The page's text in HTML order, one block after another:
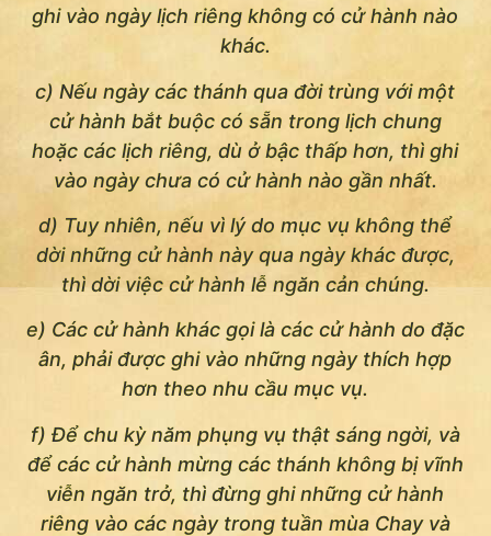
ghi vào ngày lịch riêng không có cử hành nào
khác.
c) Nếu ngày các thánh qua đời trùng với một
cử hành bắt buộc có sẵn trong lịch chung
hoặc các lịch riêng, dù ở bậc thấp hơn, thì ghi
vào ngày chưa có cử hành nào gần nhất.
d) Tuy nhiên, nếu vì lý do mục vụ không thể
dời những cử hành này qua ngày khác được,
thì dời việc cử hành lễ ngăn cản chúng.
e) Các cử hành khác gọi là các cử hành do đặc
ân, phải được ghi vào những ngày thích hợp
hơn theo nhu cầu mục vụ.
f) Ðể chu kỳ năm phụng vụ thật sáng ngời, và
để các cử hành mừng các thánh không bị vĩnh
viễn ngăn trở, thì đừng ghi những cử hành
riêng vào các ngày trong tuần mùa Chay và